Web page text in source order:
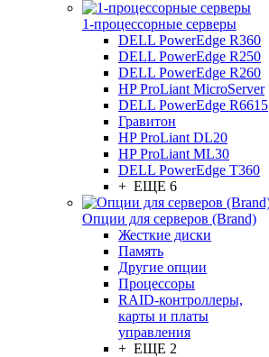
1-процессорные серверы
DELL PowerEdge R360
DELL PowerEdge R250
DELL PowerEdge R260
HP ProLiant MicroServer
DELL PowerEdge R6615
Гравитон
HP ProLiant DL20
HP ProLiant ML30
DELL PowerEdge T360
+ ЕЩЕ 6
Опции для серверов (Brand)
Жесткие диски
Память
Другие опции
Процессоры
RAID-контроллеры,
карты и платы
управления
+ ЕЩЕ 2